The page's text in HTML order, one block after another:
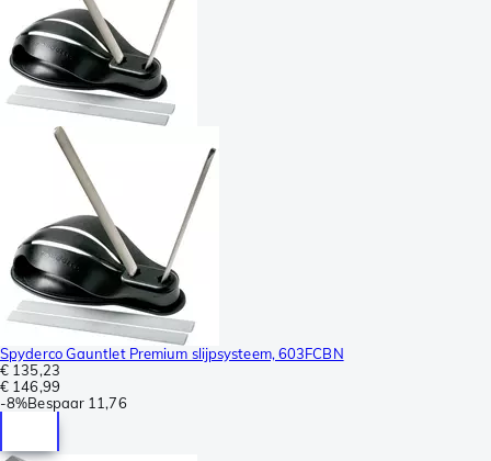
Spyderco Gauntlet Premium slijpsysteem, 603FCBN
€ 135,23
€ 146,99
-8%Bespaar 11,76